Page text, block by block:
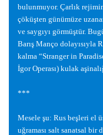
bulunmuyor. Çarlık
çöküşten günümüze
ve saygıyı görmüştür.
Barış Manço dolayısıyla
kalma “Stranger in
İgor Operası) kulak aşinalı
***
Mesele şu: Rus beşleri el
uğraması salt sanatsal bir